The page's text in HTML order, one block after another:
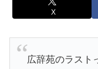
X
広辞苑のラスト